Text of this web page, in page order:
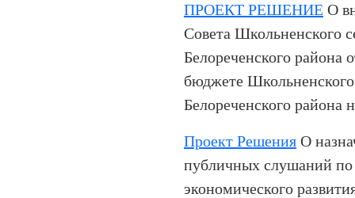
ПРОЕКТ РЕШЕНИЕ О
Совета Школьненского
Белореченского района
бюджете Школьненского
Белореченского района
Проект Решения О
публичных слушаний по
экономического